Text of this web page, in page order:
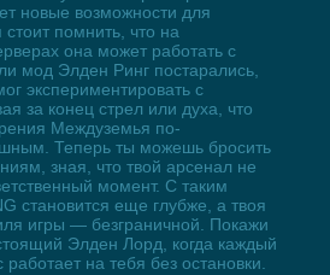
новые возможности для
помнить, что на
она может работать с
мод Элден Ринг постарались,
экспериментировать с
за конец стрел или духа, что
Междуземья по-
Теперь ты можешь бросить
зная, что твой арсенал не
момент. С таким
становится еще глубже, а твоя
игры — безграничной. Покажи
Элден Лорд, когда каждый
на тебя без остановки.